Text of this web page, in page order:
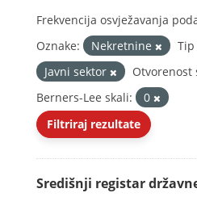
Frekvencija osvježavanja
Oznake:
Nekretnine
Tip
Javni sektor
Otvorenost
Berners-Lee skali:
0
Filtriraj rezultate
Središnji registar